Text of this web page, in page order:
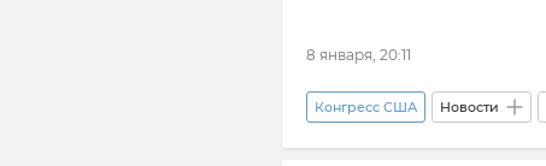
8 января, 20:11
Конгресс США Новости